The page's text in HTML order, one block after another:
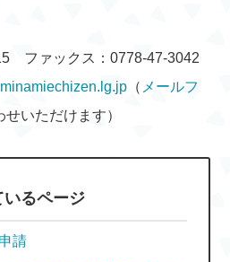
ファックス：0778-47-3042
（ メールフ
いただけます）
いるページ
請